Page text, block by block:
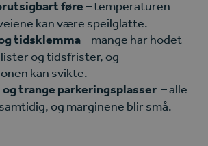
føre– temperaturen
kan være speilglatte.
tidsklemma– mange har hodet
og tidsfrister, og
kan svikte.
trange parkeringsplasser – alle
og marginene blir små.